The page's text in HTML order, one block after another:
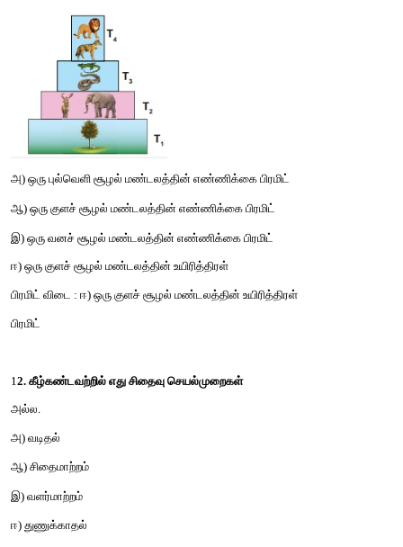
9. எந்த ஒன்று, உணவுச்சங்கிலியின் இறங்கு வரிசை ஆகும்.
அ) உற்பத்தியாளர்கள்
நுகர்வோர்கள்→மூன்றாம் நிலை நுகர்வோர்கள்
ஆ) மூன்றாம் நிலை நுகர்வோர்கள்
நிலை நுகர்வோர்கள்
→ உற்பத்தியாளர்கள்
இ) மூன்றாம் நிலை நுகர்வோர்கள்→இரண்டாம் நிலை
நிலை நுகர்வோர்கள்
→ உற்பத்தியாளர்கள்
ஈ) மூன்றாம் நிலை நுகர்வோர்கள்
நுகர்வோர்கள்
இரண்டாம் நிலை நுகர்வோர்கள்
விடை : இ) மூன்றாம் நிலை நுகர்வோர்கள்
அ) இது இயற்கையின் சமநிலையை தக்க வைப்பதில்லை .
ஆ) இது ஆற்றல் பரிமாற்றங்களை வெளிப்படுத்துகிறது
இ) சிற்றினங்களுக்கிடையே நிகழும் இடைவிளைவை விளக்குகிறது.